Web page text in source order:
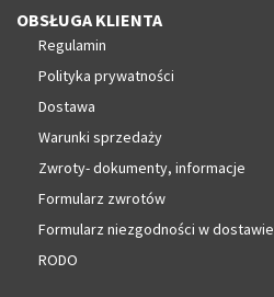
OBSŁUGA KLIENTA
Regulamin
Polityka prywatności
Dostawa
Warunki sprzedaży
Zwroty- dokumenty, informacje
Formularz zwrotów
Formularz niezgodności w dostawie
RODO